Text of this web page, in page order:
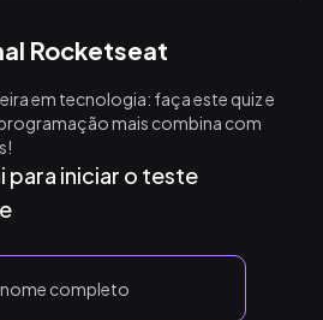
de sistemas
de dados e lógica do
artificial, aprendizado de
Rocketseat
em tecnologia: faça este quiz e
mais combina com
para iniciar o teste